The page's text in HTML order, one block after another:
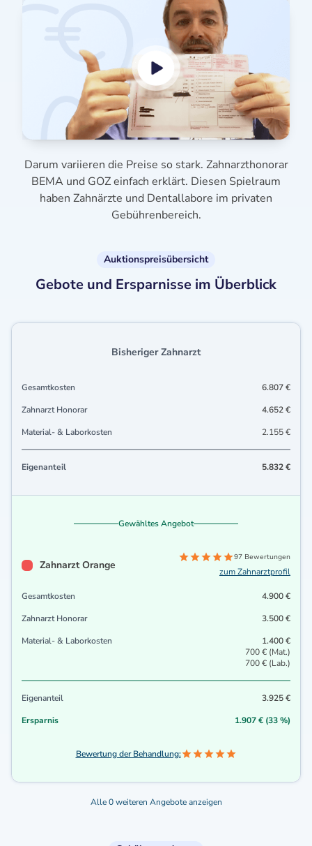
Darum variieren die Preise so stark. Zahnarzthonorar
BEMA und GOZ einfach erklärt. Diesen Spielraum
haben Zahnärzte und Dentallabore im privaten
Gebührenbereich.
Auktionspreisübersicht
Gebote und Ersparnisse im Überblick
Bisheriger Zahnarzt
Gesamtkosten
6.807 €
Zahnarzt Honorar
4.652 €
Material- & Laborkosten
2.155 €
Eigenanteil 5.832 €
Gewähltes Angebot
Zahnarzt Orange
97 Bewertungen
zum Zahnarztprofil
Gesamtkosten
4.900 €
Zahnarzt Honorar
3.500 €
Material- & Laborkosten
1.400 €
700 € (Mat.)
700 € (Lab.)
Eigenanteil
3.925 €
Ersparnis
1.907 € (33 %)
Bewertung der Behandlung:
Alle 0 weiteren Angebote anzeigen